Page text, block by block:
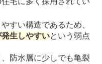
すい構造であるため、
生しやすいという弱点
防水層に少しでも亀裂